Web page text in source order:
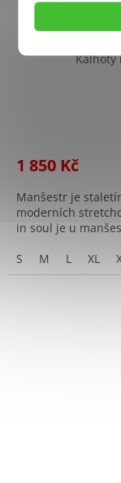
Kalhoty
1 850 Kč
Manšestr je
moderních
in soul je u
S
M L XL